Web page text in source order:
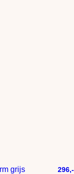
grijs 296,-